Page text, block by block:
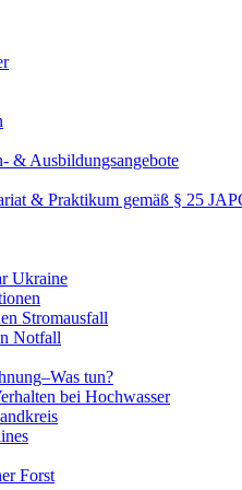
& Ausbildungsangebote
& Praktikum gemäß § 25
Ukraine
Stromausfall
Notfall
tun?
bei Hochwasser
Forst